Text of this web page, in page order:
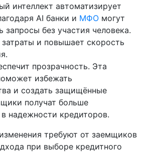
интеллект автоматизирует
AI банки и МФО могут
запросы без участия человека.
и повышает скорость
прозрачность. Эта
избежать
и создать защищённые
получат больше
надежности кредиторов.
требуют от заемщиков
при выборе кредитного